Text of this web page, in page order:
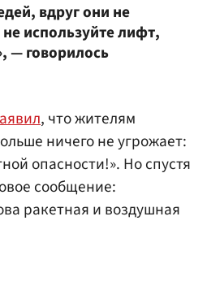
вдруг они не
используйте лифт,
— говорилось
, что жителям
ничего не угрожает:
опасности!». Но спустя
сообщение:
ракетная и воздушная